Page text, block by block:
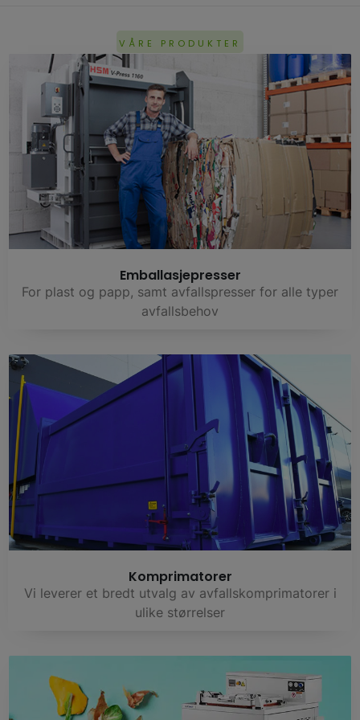
VÅRE PRODUKTER
Emballasjepresser
For plast og papp, samt avfallspresser for alle typer
avfallsbehov
Komprimatorer
Vi leverer et bredt utvalg av avfallskomprimatorer i
ulike størrelser